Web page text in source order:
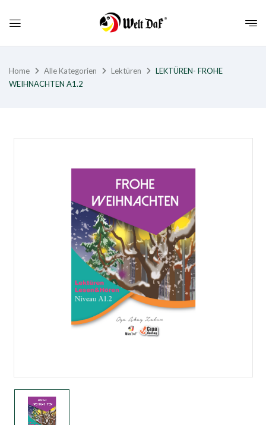
Home Alle Kategorien Lektüren
LEKTÜREN- FROHE
WEIHNACHTEN A1.2